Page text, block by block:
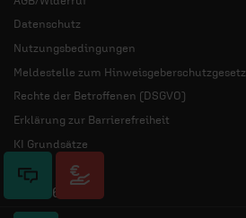
Datenschutz
Nutzungsbedingungen
Meldestelle zum Hinweisgeberschutzgesetz
Rechte der Betroffenen (DSGVO)
Erklärung zur Barrierefreiheit
KI Grundsätze
© 2026 ERF